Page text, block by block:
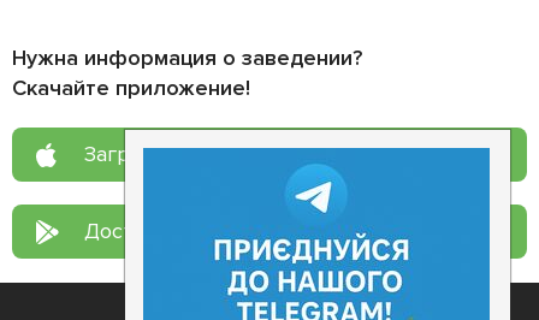
Нужна информация о заведении?
Скачайте приложение!
Загрузите в App Store
Доступно в Google Play